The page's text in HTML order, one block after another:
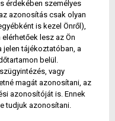
érdekében személyes
azonosítás csak olyan
is kezel Önről),
lesz az Ön
tájékoztatóban, a
belül.
vagy
magát azonosítani, az
azonosítóját is. Ennek
tudjuk azonosítani.